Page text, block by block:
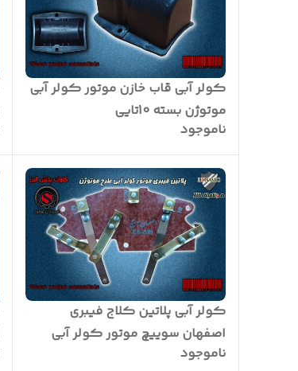
کولر آبی قاب خازن موتور کولر آبی
موتوژن بسته 10تایی
ناموجود
کولر آبی پلاتین کلاج فیبری
اصفهان سوییچ موتور کولر آبی
ناموجود